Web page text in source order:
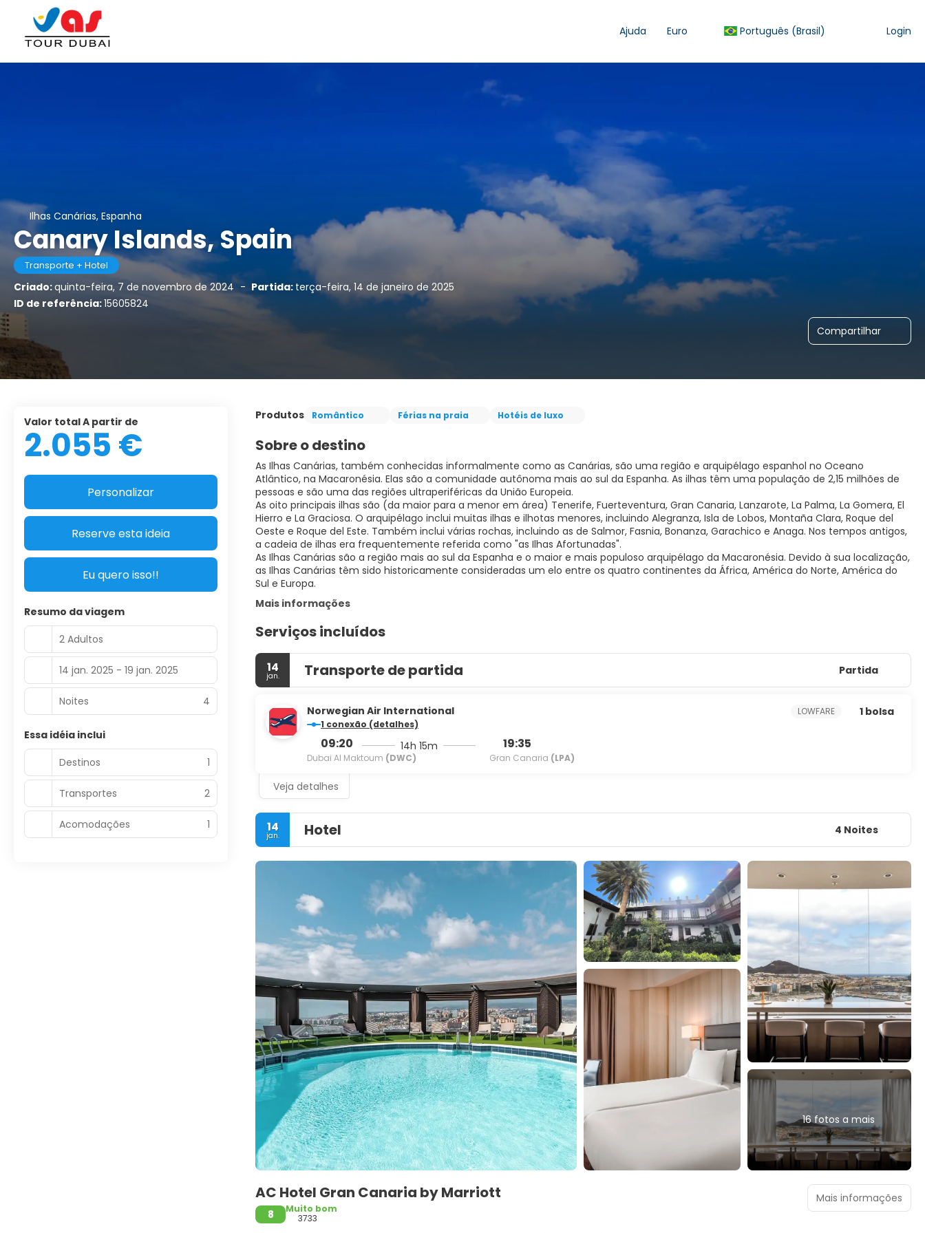
Ajuda Euro Português (Brasil) Login
Ilhas Canárias, Espanha
Canary Islands, Spain
Transporte + Hotel
Criado:quinta-feira, 7 de novembro de 2024 - Partida: terça-feira, 14 de janeiro de 2025
ID de referência:15605824
Compartilhar
Produtos Romântico Férias na praia Hotéis de luxo
Sobre o destino
As Ilhas Canárias, também conhecidas informalmente como as Canárias, são uma região e arquipélago espanhol no Oceano
Atlântico, na Macaronésia. Elas são a comunidade autônoma mais ao sul da Espanha. As ilhas têm uma população de 2,15 milhões de
pessoas e são uma das regiões ultraperiféricas da União Europeia.
As oito principais ilhas são (da maior para a menor em área) Tenerife, Fuerteventura, Gran Canaria, Lanzarote, La Palma, La Gomera, El
Hierro e La Graciosa. O arquipélago inclui muitas ilhas e ilhotas menores, incluindo Alegranza, Isla de Lobos, Montaña Clara, Roque del
Oeste e Roque del Este. Também inclui várias rochas, incluindo as de Salmor, Fasnia, Bonanza, Garachico e Anaga. Nos tempos antigos,
a cadeia de ilhas era frequentemente referida como "as Ilhas Afortunadas".
As Ilhas Canárias são a região mais ao sul da Espanha e o maior e mais populoso arquipélago da Macaronésia. Devido à sua localização,
as Ilhas Canárias têm sido historicamente consideradas um elo entre os quatro continentes da África, América do Norte, América do
Sul e Europa.
Mais informações
Serviços incluídos
14
jan. Transporte de partida Partida
Norwegian Air International
1 conexão (detalhes)
09:20
Dubai Al Maktoum (DWC)
14h 15m 19:35
Gran Canaria (LPA)
LOWFARE 1 bolsa
Veja detalhes
14
jan. Hotel 4 Noites
16 fotos a mais
AC Hotel Gran Canaria by Marriott
8
Muito bom
3733
Mais informações
Valor total A partir de
2.055 €
Personalizar
Reserve esta ideia
Eu quero isso!!
Resumo da viagem
2 Adultos
14 jan. 2025 - 19 jan. 2025
Noites 4
Essa idéia inclui
Destinos
1
Transportes 2
Acomodações 1